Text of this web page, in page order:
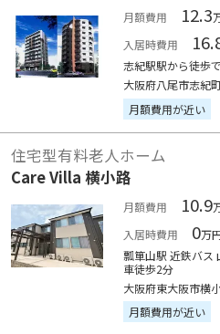
月額費用 12.3
入居時費用
志紀駅駅から徒歩
大阪府八尾市志紀
月額費用が近い
住宅型有料老人ホーム
Care Villa 横小路
月額費用 10.9
入居時費用
0万
瓢箪山駅 近鉄バス
車徒歩2分
大阪府東大阪市横
月額費用が近い